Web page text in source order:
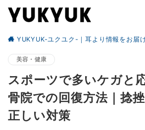
YUKYUK-ユクユク-｜耳より情報をお届け
美容・健康
スポーツで多いケガと
骨院での回復方法｜捻
正しい対策